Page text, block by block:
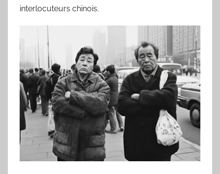
interlocuteurs chinois.